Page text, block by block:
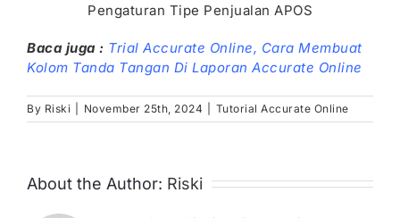
Pengaturan Tipe Penjualan APOS
Baca juga : Trial Accurate Online, Cara Membuat
Kolom Tanda Tangan Di Laporan Accurate Online
By Riski November 25th, 2024 Tutorial Accurate Online
About the Author: Riski